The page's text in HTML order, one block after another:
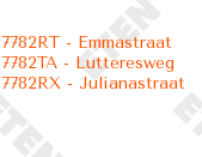
7782RT - Emmastraat
7782TA - Lutteresweg
7782RX - Julianastraat